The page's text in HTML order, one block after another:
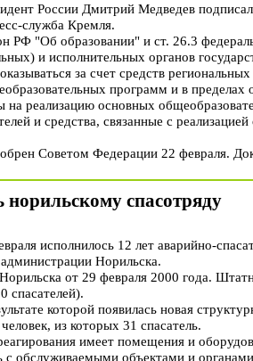
России Дмитрий Медведев подписал
служба Кремля.
РФ "Об образовании" и ст. 26.3
и исполнительных органов
за счет средств
программ и в пределах
на реализацию основных
и средства, связанные с
Советом Федерации 22 февраля.
норильскому спасотряду
исполнилось 12 лет аварийно-
Норильска.
от 29 февраля 2000 года.
спасателей).
которой появилась новая
из которых 31 спасатель.
имеет помещения и
с обслуживаемыми объектами и